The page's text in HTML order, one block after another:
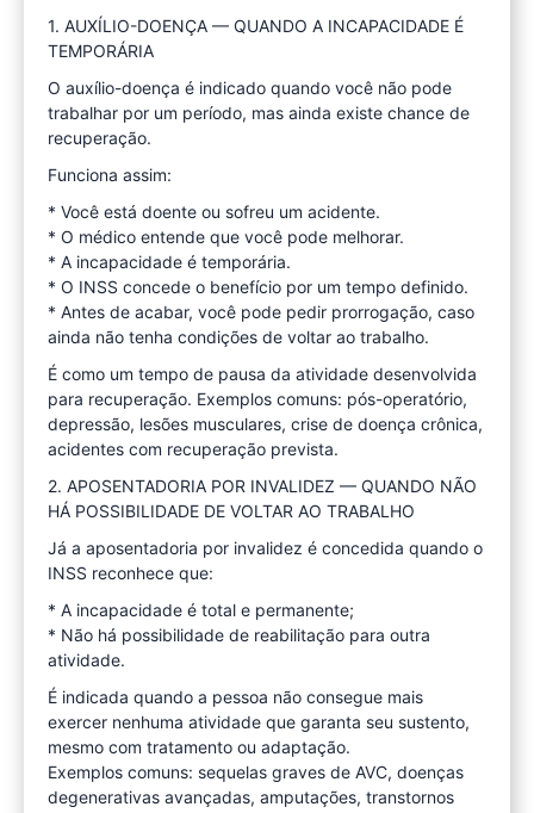
1. AUXÍLIO-DOENÇA — QUANDO A INCAPACIDADE É
TEMPORÁRIA
O auxílio-doença é indicado quando você não pode
trabalhar por um período, mas ainda existe chance de
recuperação.
Funciona assim:
* Você está doente ou sofreu um acidente.
* O médico entende que você pode melhorar.
* A incapacidade é temporária.
* O INSS concede o benefício por um tempo definido.
* Antes de acabar, você pode pedir prorrogação, caso
ainda não tenha condições de voltar ao trabalho.
É como um tempo de pausa da atividade desenvolvida
para recuperação. Exemplos comuns: pós-operatório,
depressão, lesões musculares, crise de doença crônica,
acidentes com recuperação prevista.
2. APOSENTADORIA POR INVALIDEZ — QUANDO NÃO
HÁ POSSIBILIDADE DE VOLTAR AO TRABALHO
Já a aposentadoria por invalidez é concedida quando o
INSS reconhece que:
* A incapacidade é total e permanente;
* Não há possibilidade de reabilitação para outra
atividade.
É indicada quando a pessoa não consegue mais
exercer nenhuma atividade que garanta seu sustento,
mesmo com tratamento ou adaptação.
Exemplos comuns: sequelas graves de AVC, doenças
degenerativas avançadas, amputações, transtornos